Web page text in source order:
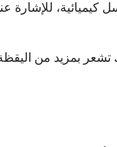
للإشارة
بمزيد من